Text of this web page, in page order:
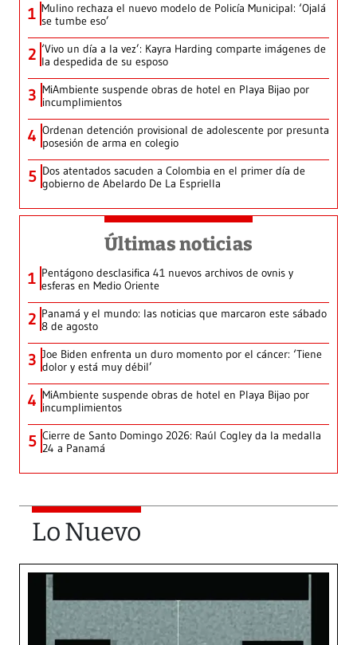
1 Mulino rechaza el nuevo modelo de Policía Municipal: ‘Ojalá
se tumbe eso’
2 ‘Vivo un día a la vez’: Kayra Harding comparte imágenes de
la despedida de su esposo
3 MiAmbiente suspende obras de hotel en Playa Bijao por
incumplimientos
4 Ordenan detención provisional de adolescente por presunta
posesión de arma en colegio
5 Dos atentados sacuden a Colombia en el primer día de
gobierno de Abelardo De La Espriella
Últimas noticias
1 Pentágono desclasifica 41 nuevos archivos de ovnis y
esferas en Medio Oriente
2 Panamá y el mundo: las noticias que marcaron este sábado
8 de agosto
3 Joe Biden enfrenta un duro momento por el cáncer: ‘Tiene
dolor y está muy débil’
4 MiAmbiente suspende obras de hotel en Playa Bijao por
incumplimientos
5 Cierre de Santo Domingo 2026: Raúl Cogley da la medalla
24 a Panamá
Lo Nuevo